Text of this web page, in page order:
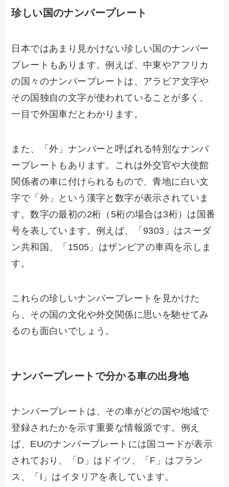
珍しい国のナンバープレート
日本ではあまり見かけない珍しい国のナンバー
プレートもあります。例えば、中東やアフリカ
の国々のナンバープレートは、アラビア文字や
その国独自の文字が使われていることが多く、
一目で外国車だとわかります。
また、「外」ナンバーと呼ばれる特別なナンバ
ープレートもあります。これは外交官や大使館
関係者の車に付けられるもので、青地に白い文
字で「外」という漢字と数字が表示されていま
す。数字の最初の2桁（5桁の場合は3桁）は国番
号を表しています。例えば、「9303」はスーダ
ン共和国、「1505」はザンビアの車両を示しま
す。
これらの珍しいナンバープレートを見かけた
ら、その国の文化や外交関係に思いを馳せてみ
るのも面白いでしょう。
ナンバープレートで分かる車の出身地
ナンバープレートは、その車がどの国や地域で
登録されたかを示す重要な情報源です。例え
ば、EUのナンバープレートには国コードが表示
されており、「D」はドイツ、「F」はフラン
ス、「I」はイタリアを表しています。